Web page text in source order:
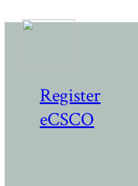
Register
eCSCO